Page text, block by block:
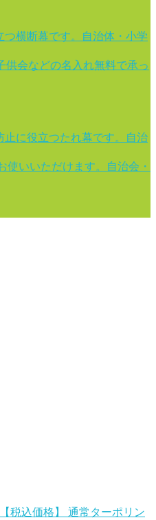
横断幕です。自治体・小学
供会などの名入れ無料で承っ
に役立つたれ幕です。自治
いいただけます。自治会・
税込価格】 通常ターポリン